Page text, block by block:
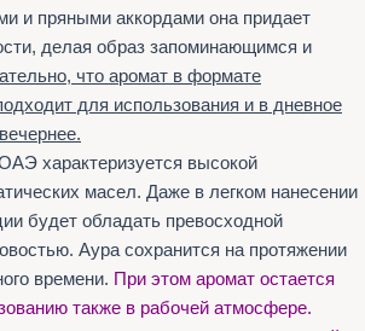
и пряными аккордами она придает
делая образ запоминающимся и
что аромат в формате
для использования и в дневное
характеризуется высокой
масел. Даже в легком нанесении
будет обладать превосходной
Аура сохранится на протяжении
времени. При этом аромат остается
также в рабочей атмосфере.